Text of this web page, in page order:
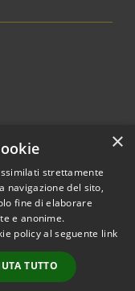
© 2026 • Comune di
Alcamo • Powered by
•
Accesso
redazione
×
strettamente
navigazione del sito,
fine di elaborare
e anonime.
policy al seguente link
TUTTO